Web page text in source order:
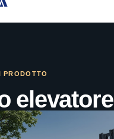
PRODOTTO
elevatore